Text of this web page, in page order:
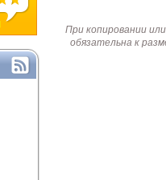
При копировании
обязательна к